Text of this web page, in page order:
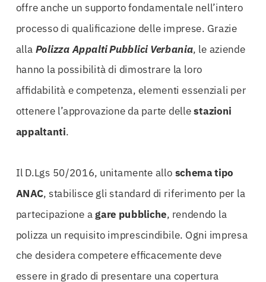
offre anche un supporto fondamentale nell’intero
processo di qualificazione delle imprese. Grazie
alla Polizza Appalti Pubblici Verbania, le aziende
hanno la possibilità di dimostrare la loro
affidabilità e competenza, elementi essenziali per
ottenere l’approvazione da parte dellestazioni
appaltanti.
Il D.Lgs 50/2016, unitamente allo schema tipo
ANAC, stabilisce gli standard di riferimento per la
partecipazione agare pubbliche, rendendo la
polizza un requisito imprescindibile. Ogni impresa
che desidera competere efficacemente deve
essere in grado di presentare una copertura